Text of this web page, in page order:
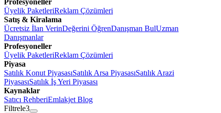
Profesyoneller
Üyelik PaketleriReklam Çözümleri
Satış & Kiralama
Ücretsiz İlan VerinDeğerini ÖğrenDanışman BulUzman
Danışmanlar
Profesyoneller
Üyelik PaketleriReklam Çözümleri
Piyasa
Satılık Konut PiyasasıSatılık Arsa PiyasasıSatılık Arazi
PiyasasıSatılık İş Yeri Piyasası
Kaynaklar
Satıcı RehberiEmlakjet Blog
Filtrele3